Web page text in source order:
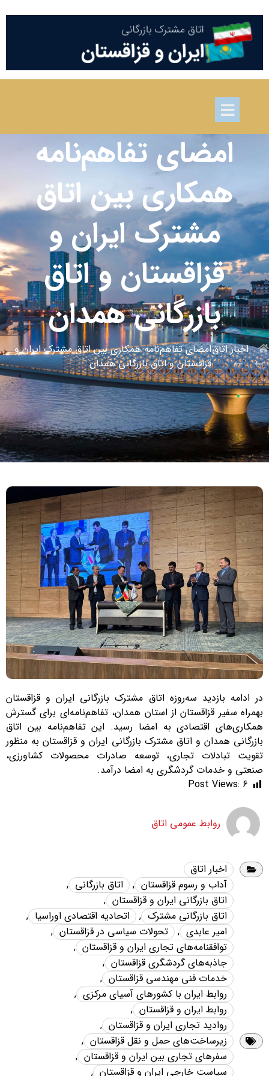
امضای تفاهم‌نامه
همکاری بین اتاق
مشترک ایران و
قزاقستان و اتاق
بازرگانی همدان
اخبار اتاقامضای تفاهم‌نامه همکاری بین اتاق مشترک ایران و
قزاقستان و اتاق بازرگانی همدان
در ادامه بازدید سه‌روزه اتاق مشترک بازرگانی ایران و قزاقستان
بهمراه سفیر قزاقستان از استان همدان، تفاهم‌نامه‌ای برای گسترش
همکاری‌های اقتصادی به امضا رسید. این تفاهم‌نامه بین اتاق
بازرگانی همدان و اتاق مشترک بازرگانی ایران و قزاقستان به منظور
تقویت تبادلات تجاری، توسعه صادرات محصولات کشاورزی،
صنعتی و خدمات گردشگری به امضا درآمد.
Post Views: 6
روابط عمومی اتاق
اخبار اتاق
آداب و رسوم قزاقستان , اتاق بازرگانی ,
اتاق بازرگانی ایران و قزاقستان ,
اتاق بازرگانی مشترک , اتحادیه اقتصادی اوراسیا ,
امیر عابدی , تحولات سیاسی در قزاقستان ,
توافقنامه‌های تجاری ایران و قزاقستان ,
جاذبه‌های گردشگری قزاقستان ,
خدمات فنی مهندسی قزاقستان ,
روابط ایران با کشورهای آسیای مرکزی ,
روابط ایران و قزاقستان ,
روادید تجاری ایران و قزاقستان ,
زیرساخت‌های حمل و نقل قزاقستان ,
سفرهای تجاری بین ایران و قزاقستان ,
سیاست خارجی ایران و قزاقستان ,